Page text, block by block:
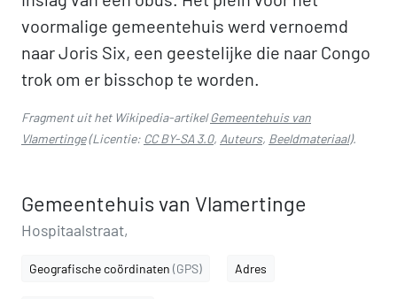
voormalige gemeentehuis werd vernoemd
naar Joris Six, een geestelijke die naar Congo
trok om er bisschop te worden.
Fragment uit het Wikipedia-artikelGemeentehuis van
Vlamertinge(Licentie: CC BY-SA 3.0, Auteurs, Beeldmateriaal).
Gemeentehuis van Vlamertinge
Hospitaalstraat,
Geografische coördinaten (GPS) Adres